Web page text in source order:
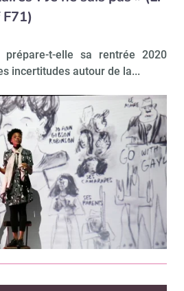
t-elle sa rentrée 2020
incertitudes autour de la...